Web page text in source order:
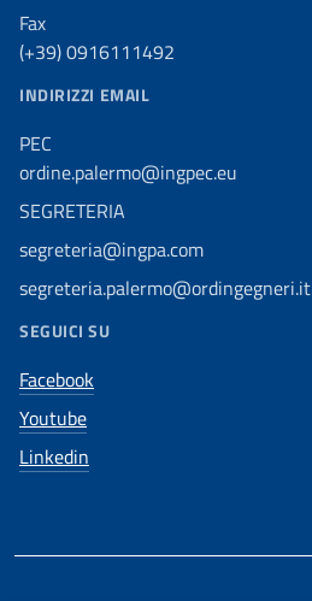
Fax
(+39) 0916111492
INDIRIZZI EMAIL
PEC
ordine.palermo@ingpec.eu
SEGRETERIA
segreteria@ingpa.com
segreteria.palermo@ordingegneri.it
SEGUICI SU
Facebook
Youtube
Linkedin